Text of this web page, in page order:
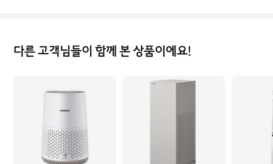
다른 고객님들이 함께 본 상품이에요!